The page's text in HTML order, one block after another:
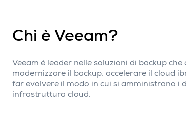
Chi è Veeam?
Veeam è leader nelle soluzioni di backup
modernizzare il backup, accelerare il cloud
far evolvere il modo in cui si amministrano i
infrastruttura cloud.